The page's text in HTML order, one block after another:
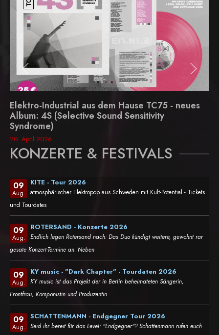
Elektro-Industrial aus dem Hause TC75 - neues
Album: 4S (Selective Sound Sensitivity
Syndrome)
20. April 2026
KONZERTE & FESTIVALS
09
Aug.
KITE - Tour 2026
atmosphärischer Elektropop aus Schweden mit Kult-Potential - Tickets
und Tourdates
09
Aug.
ROTERSAND - Konzerte 2026
Endlich legen Rotersand nach: Das Duo kündigt weitere, gewohnt rar
gesäte Konzert-Termine an. Neben
09
Aug.
KY music - "Dark Chapter" - Tourdaten 2026
KY music ist das Projekt der in Berlin beheimateten Sängerin,
Frontfrau, Komponistin und Produzentin
09
Aug.
SCHATTENMANN - Endgegner Tour 2026
Seid ihr bereit für das Level: "Endgegner"? Schattenmann rufen euch